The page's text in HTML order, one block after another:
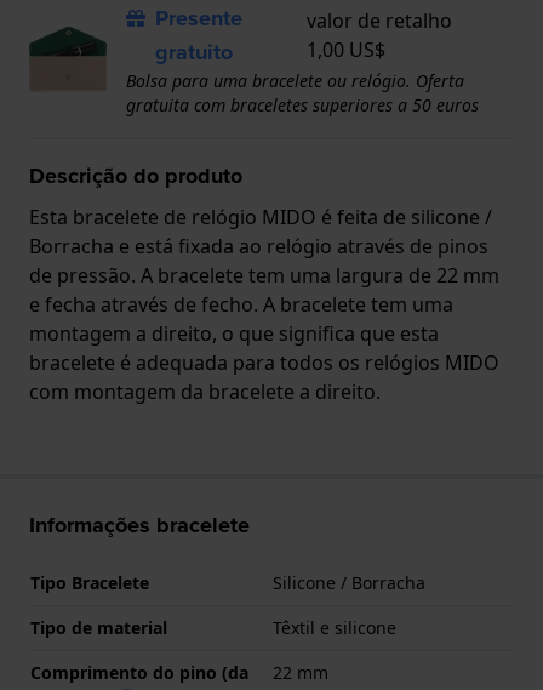
Presente
gratuito
valor de retalho
1,00 US$
Bolsa para uma bracelete ou relógio. Oferta
gratuita com braceletes superiores a 50 euros
Descrição do produto
Esta bracelete de relógio MIDO é feita de silicone /
Borracha e está fixada ao relógio através de pinos
de pressão. A bracelete tem uma largura de 22 mm
e fecha através de fecho. A bracelete tem uma
montagem a direito, o que significa que esta
bracelete é adequada para todos os relógios MIDO
com montagem da bracelete a direito.
Informações bracelete
Tipo Bracelete
Silicone / Borracha
Tipo de material
Têxtil e silicone
Comprimento do pino (da
22 mm